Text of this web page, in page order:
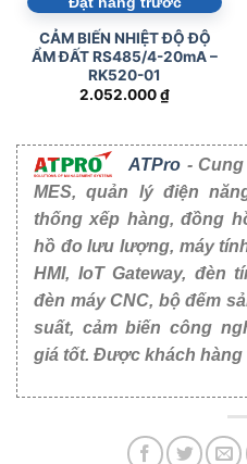
CẢM BIẾN NHIỆT ĐỘ ĐỘ
ẨM ĐẤT RS485/4-20mA –
RK520-01
2.052.000₫
ATPro -
MES, quản lý điện
thống xếp hàng, đồng
hồ đo lưu lượng, máy
HMI, IoT Gateway, đèn
đèn máy CNC, bộ đếm
suất, cảm biến công
giá tốt. Được khách hàng